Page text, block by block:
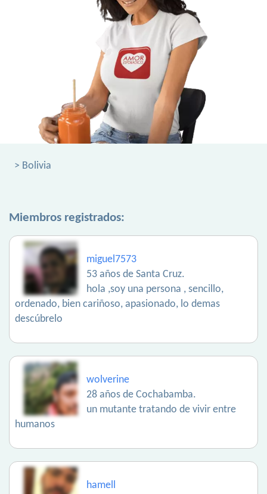
> Bolivia
Miembros registrados:
miguel7573
53 años de Santa Cruz.
hola ,soy una persona , sencillo,
ordenado, bien cariñoso, apasionado, lo demas
descúbrelo
wolverine
28 años de Cochabamba.
un mutante tratando de vivir entre
humanos
hamell